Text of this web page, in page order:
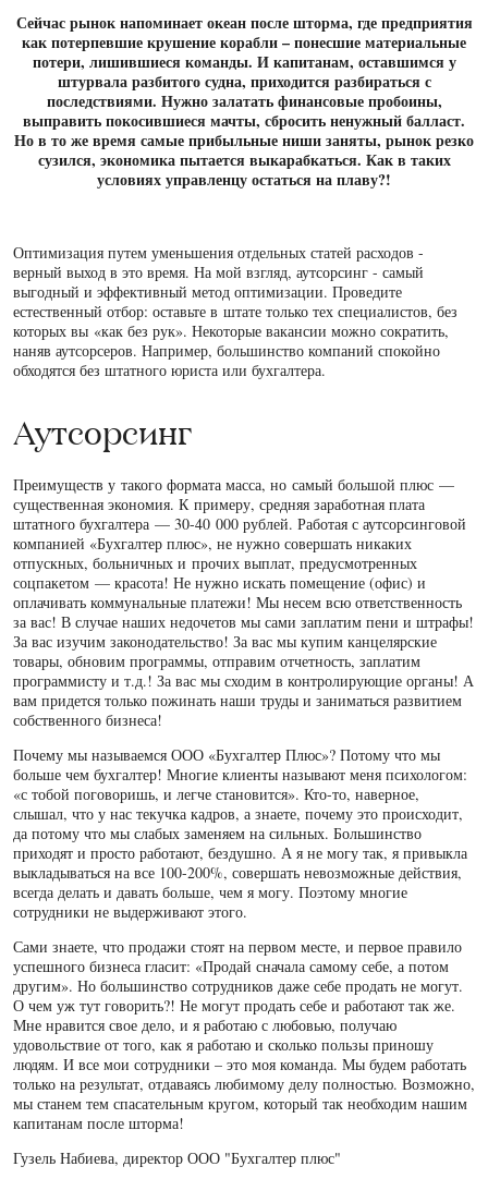
Сейчас рынок напоминает океан после шторма, где предприятия
как потерпевшие крушение корабли – понесшие материальные
потери, лишившиеся команды. И капитанам, оставшимся у
штурвала разбитого судна, приходится разбираться с
последствиями. Нужно залатать финансовые пробоины,
выправить покосившиеся мачты, сбросить ненужный балласт.
Но в то же время самые прибыльные ниши заняты, рынок резко
сузился, экономика пытается выкарабкаться. Как в таких
условиях управленцу остаться на плаву?!
Оптимизация путем уменьшения отдельных статей расходов -
верный выход в это время. На мой взгляд, аутсорсинг - самый
выгодный и эффективный метод оптимизации. Проведите
естественный отбор: оставьте в штате только тех специалистов, без
которых вы «как без рук». Некоторые вакансии можно сократить,
наняв аутсорсеров. Например, большинство компаний спокойно
обходятся без штатного юриста или бухгалтера.
Аутсорсинг
Преимуществ у такого формата масса, но самый большой плюс —
существенная экономия. К примеру, средняя заработная плата
штатного бухгалтера — 30-40 000 рублей. Работая с аутсорсинговой
компанией «Бухгалтер плюс», не нужно совершать никаких
отпускных, больничных и прочих выплат, предусмотренных
соцпакетом — красота! Не нужно искать помещение (офис) и
оплачивать коммунальные платежи! Мы несем всю ответственность
за вас! В случае наших недочетов мы сами заплатим пени и штрафы!
За вас изучим законодательство! За вас мы купим канцелярские
товары, обновим программы, отправим отчетность, заплатим
программисту и т.д.! За вас мы сходим в контролирующие органы! А
вам придется только пожинать наши труды и заниматься развитием
собственного бизнеса!
Почему мы называемся ООО «Бухгалтер Плюс»? Потому что мы
больше чем бухгалтер! Многие клиенты называют меня психологом:
«с тобой поговоришь, и легче становится». Кто-то, наверное,
слышал, что у нас текучка кадров, а знаете, почему это происходит,
да потому что мы слабых заменяем на сильных. Большинство
приходят и просто работают, бездушно. А я не могу так, я привыкла
выкладываться на все 100-200%, совершать невозможные действия,
всегда делать и давать больше, чем я могу. Поэтому многие
сотрудники не выдерживают этого.
Сами знаете, что продажи стоят на первом месте, и первое правило
успешного бизнеса гласит: «Продай сначала самому себе, а потом
другим». Но большинство сотрудников даже себе продать не могут.
О чем уж тут говорить?! Не могут продать себе и работают так же.
Мне нравится свое дело, и я работаю с любовью, получаю
удовольствие от того, как я работаю и сколько пользы приношу
людям. И все мои сотрудники – это моя команда. Мы будем работать
только на результат, отдаваясь любимому делу полностью. Возможно,
мы станем тем спасательным кругом, который так необходим нашим
капитанам после шторма!
Гузель Набиева, директор ООО "Бухгалтер плюс"